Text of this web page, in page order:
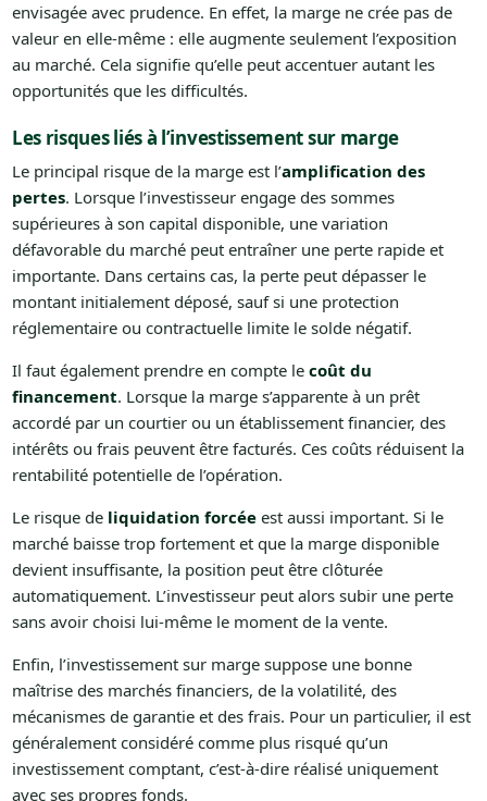
envisagée avec prudence. En effet, la marge ne crée pas de
valeur en elle-même : elle augmente seulement l’exposition
au marché. Cela signifie qu’elle peut accentuer autant les
opportunités que les difficultés.
Les risques liés à l’investissement sur marge
Le principal risque de la marge est l’amplification des
pertes. Lorsque l’investisseur engage des sommes
supérieures à son capital disponible, une variation
défavorable du marché peut entraîner une perte rapide et
importante. Dans certains cas, la perte peut dépasser le
montant initialement déposé, sauf si une protection
réglementaire ou contractuelle limite le solde négatif.
Il faut également prendre en compte le coût du
financement. Lorsque la marge s’apparente à un prêt
accordé par un courtier ou un établissement financier, des
intérêts ou frais peuvent être facturés. Ces coûts réduisent la
rentabilité potentielle de l’opération.
Le risque de liquidation forcéeest aussi important. Si le
marché baisse trop fortement et que la marge disponible
devient insuffisante, la position peut être clôturée
automatiquement. L’investisseur peut alors subir une perte
sans avoir choisi lui-même le moment de la vente.
Enfin, l’investissement sur marge suppose une bonne
maîtrise des marchés financiers, de la volatilité, des
mécanismes de garantie et des frais. Pour un particulier, il est
généralement considéré comme plus risqué qu’un
investissement comptant, c’est-à-dire réalisé uniquement
avec ses propres fonds.